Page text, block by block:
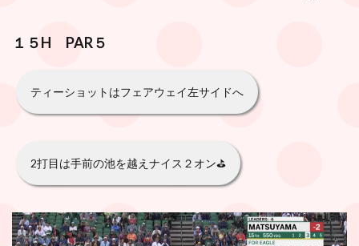
１５H PAR５
ティーショットはフェアウェイ左サイドへ
2打目は手前の池を越えナイス２オン⛳️